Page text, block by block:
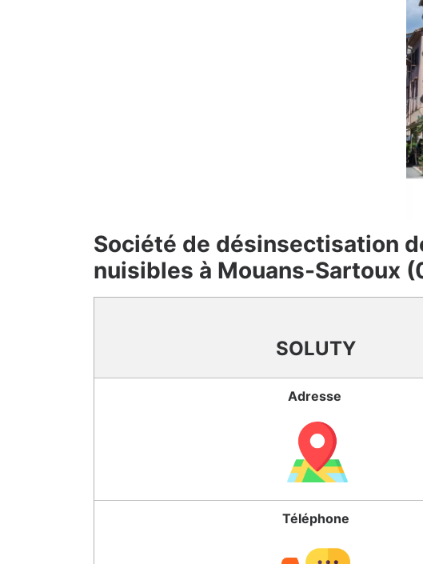
Société de désinsectisation
nuisibles à Mouans-Sartoux
SOLUTY
Adresse
Téléphone